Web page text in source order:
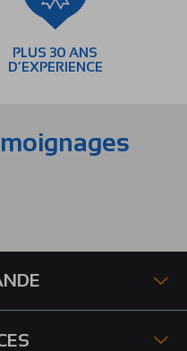
PLUS 30 ANS
D’EXPERIENCE